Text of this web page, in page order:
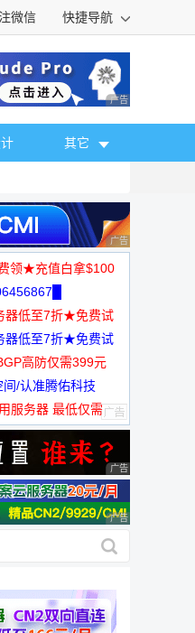
微信 快捷导航
广告 商业广告，理
其它
广告 商业广告，理
领★充值白拿$100
器低至7折★免费试
器低至7折★免费试
高防仅需399元
/认准腾佑科技
服务器 最低仅需
广告 商业广告，理
广告 商业广告，理